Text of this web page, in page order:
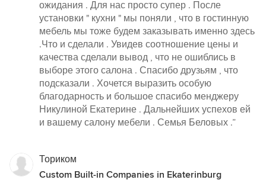
ожидания . Для нас просто супер . После
установки " кухни " мы поняли , что в гостинную
мебель мы тоже будем заказывать именно здесь
.Что и сделали . Увидев соотношение цены и
качества сделали вывод , что не ошиблись в
выборе этого салона . Спасибо друзьям , что
подсказали . Хочется выразить особую
благодарность и большое спасибо менджеру
Никулиной Екатерине . Дальнейших успехов ей
и вашему салону мебели . Семья Беловых .”
Ториком
Custom Built-in Companies in Ekaterinburg